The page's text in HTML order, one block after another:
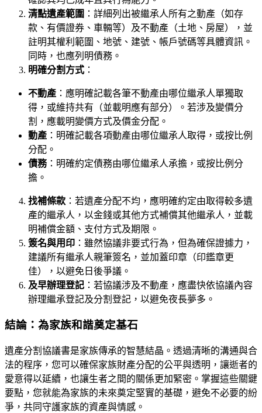
清點遺產範圍 ：詳細列出被繼承人所有之動產（如存
款、有價證券、車輛等）及不動產（土地、房屋），並
註明其權利範圍、地號、建號、帳戶號碼等具體資訊。
同時，也應列明債務。
明確分割方式 ：
不動產 ：應明確記載各筆不動產由哪位繼承人單獨取
得，或維持共有（並載明應有部分）。若涉及變價分
割，應載明變價方式及價金分配。
動產 ：明確記載各項動產由哪位繼承人取得，或按比例
分配。
債務：明確約定債務由哪位繼承人承擔，或按比例分
擔。
找補條款 ：若遺產分配不均，應明確約定由取得較多遺
產的繼承人，以金錢或其他方式補償其他繼承人，並載
明補償金額、支付方式及期限。
簽名與用印 ：雖然協議非要式行為，但為確保證據力，
建議所有繼承人親筆簽名，並加蓋印章（印鑑章更
佳），以避免日後爭議。
及早辦理登記 ：若協議涉及不動產，應盡快依協議內容
辦理繼承登記及分割登記，以避免夜長夢多。
結論：為家族和諧奠定基石
遺產分割協議書是家族傳承的智慧結晶。透過清晰的溝通與合
法的程序，您可以確保家族財產分配的公平與透明，讓逝者的
愛意得以延續，也讓生者之間的關係更加緊密。掌握這些關鍵
要點，您就能為家族的未來奠定堅實的基礎，避免不必要的紛
爭，共同守護家族的資產與情感。